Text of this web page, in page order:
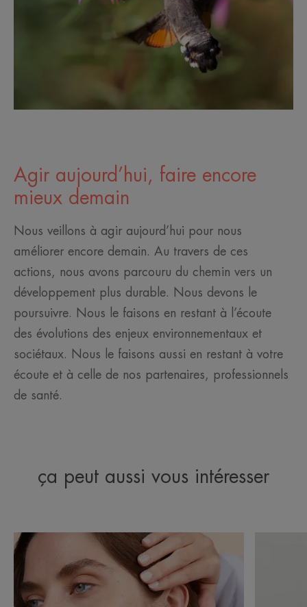
Agir aujourd’hui, faire encore
mieux demain
Nous veillons à agir aujourd’hui pour nous
améliorer encore demain. Au travers de ces
actions, nous avons parcouru du chemin vers un
développement plus durable. Nous devons le
poursuivre. Nous le faisons en restant à l’écoute
des évolutions des enjeux environnementaux et
sociétaux. Nous le faisons aussi en restant à votre
écoute et à celle de nos partenaires, professionnels
de santé.
ça peut aussi vous intéresser
Découvrir
Décryptage
/Les
formules
de